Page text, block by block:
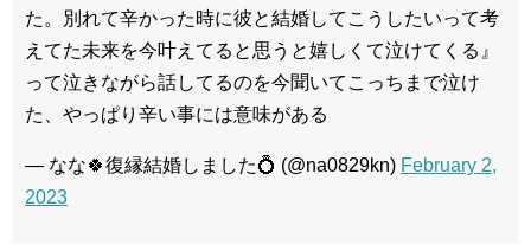
た。別れて辛かった時に彼と結婚してこうしたいって考
えてた未来を今叶えてると思うと嬉しくて泣けてくる』
って泣きながら話してるのを今聞いてこっちまで泣け
た、やっぱり辛い事には意味がある
— なな🍀復縁結婚しました💍 (@na0829kn) February 2,
2023